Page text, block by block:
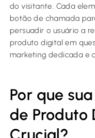
do visitante. Cada
botão de chamada
persuadir o usuário a
produto digital em
marketing dedicada e
Por que
de Produto